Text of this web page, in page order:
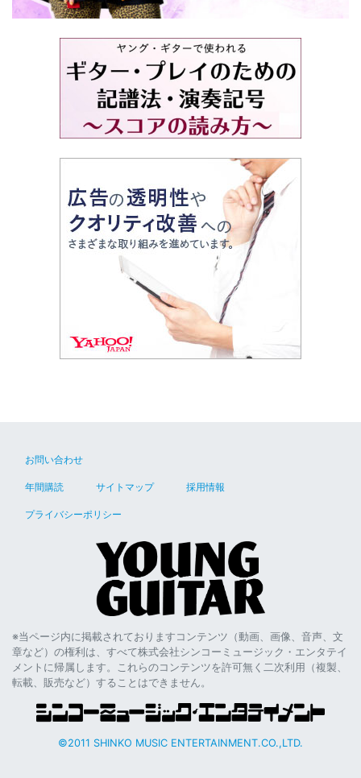
お問い合わせ
年間購読 サイトマップ 採用情報
プライバシーポリシー
※当ページ内に掲載されておりますコンテンツ（動画、画像、音声、文
章など）の権利は、すべて株式会社シンコーミュージック・エンタテイ
メントに帰属します。これらのコンテンツを許可無く二次利用（複製、
転載、販売など）することはできません。
©2011 SHINKO MUSIC ENTERTAINMENT.CO.,LTD.